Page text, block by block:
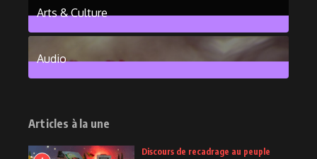
Arts & Culture
6Posts
Audio
Articles à la une
Discours de recadrage au peuple